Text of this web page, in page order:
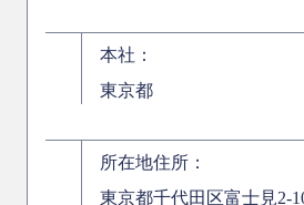
本社：
東京都
所在地住所：
東京都千代田区富士見2-